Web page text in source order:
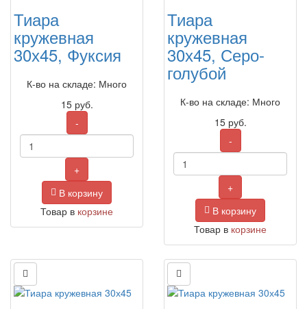
Тиара
кружевная
30х45, Фуксия
К-во на складе: Много
15 руб.
-
+
В корзину
Товар в корзине
Тиара
кружевная
30х45, Серо-
голубой
К-во на складе: Много
15 руб.
-
+
В корзину
Товар в корзине